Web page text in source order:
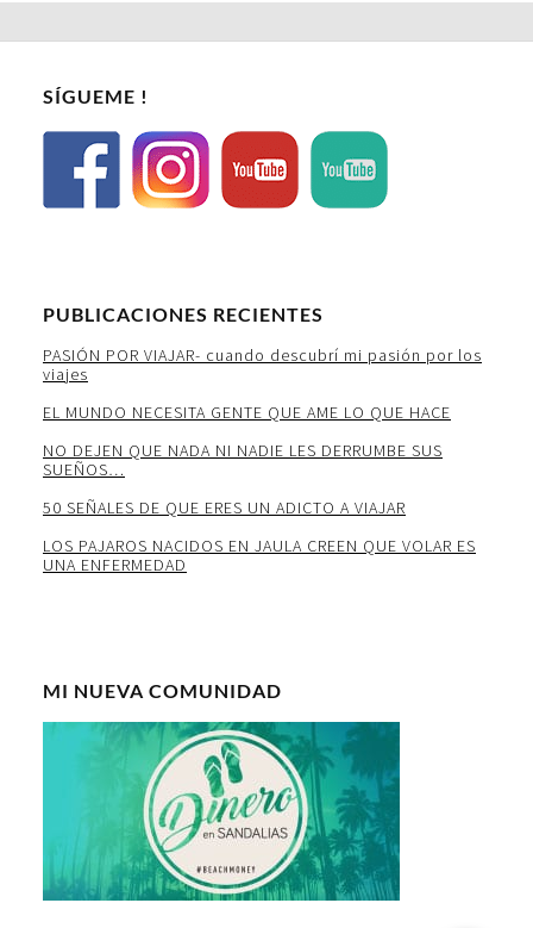
SÍGUEME !
PUBLICACIONES RECIENTES
PASIÓN POR VIAJAR- cuando descubrí mi pasión por los
viajes
EL MUNDO NECESITA GENTE QUE AME LO QUE HACE
NO DEJEN QUE NADA NI NADIE LES DERRUMBE SUS
SUEÑOS…
50 SEÑALES DE QUE ERES UN ADICTO A VIAJAR
LOS PAJAROS NACIDOS EN JAULA CREEN QUE VOLAR ES
UNA ENFERMEDAD
MI NUEVA COMUNIDAD